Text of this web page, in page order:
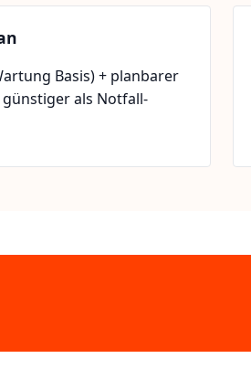
Basis) + planbarer
als Notfall-